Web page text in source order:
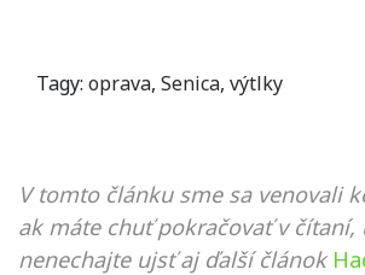
Tagy: oprava, Senica, výtlky
V tomto článku sme sa venovali
ak máte chuť pokračovať v čítaní,
nenechajte ujsť aj ďalší článok